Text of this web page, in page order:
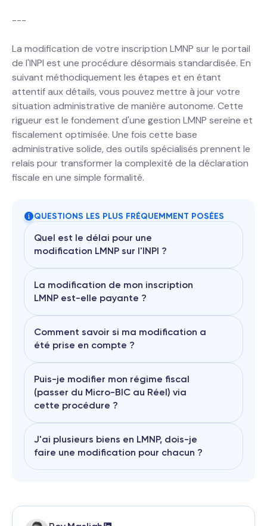
---
La modification de votre inscription LMNP sur le portail
de l'INPI est une procédure désormais standardisée. En
suivant méthodiquement les étapes et en étant
attentif aux détails, vous pouvez mettre à jour votre
situation administrative de manière autonome. Cette
rigueur est le fondement d'une gestion LMNP sereine et
fiscalement optimisée. Une fois cette base
administrative solide, des outils spécialisés prennent le
relais pour transformer la complexité de la déclaration
fiscale en une simple formalité.
QUESTIONS LES PLUS FRÉQUEMMENT POSÉES
Quel est le délai pour une
modification LMNP sur l'INPI ?
La modification de mon inscription
LMNP est-elle payante ?
Comment savoir si ma modification a
été prise en compte ?
Puis-je modifier mon régime fiscal
(passer du Micro-BIC au Réel) via
cette procédure ?
J'ai plusieurs biens en LMNP, dois-je
faire une modification pour chacun ?